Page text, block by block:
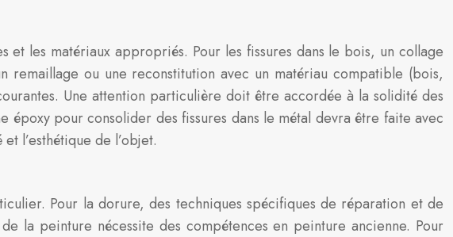
les matériaux appropriés. Pour les fissures dans le bois, un collage
remaillage ou une reconstitution avec un matériau compatible (bois,
Une attention particulière doit être accordée à la solidité des
pour consolider des fissures dans le métal devra être faite avec
l’esthétique de l’objet.
Pour la dorure, des techniques spécifiques de réparation et de
la peinture nécessite des compétences en peinture ancienne. Pour